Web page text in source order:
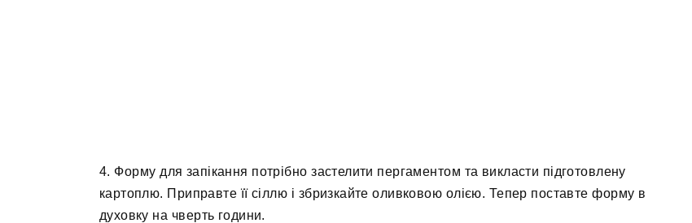
4. Форму для запікання потрібно застелити пергаментом та викласти підготовлену
картоплю. Приправте її сіллю і збризкайте оливковою олією. Тепер поставте форму в
духовку на чверть години.